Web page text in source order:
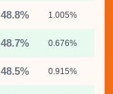
48.8% 1.005%
48.7% 0.676%
48.5% 0.915%